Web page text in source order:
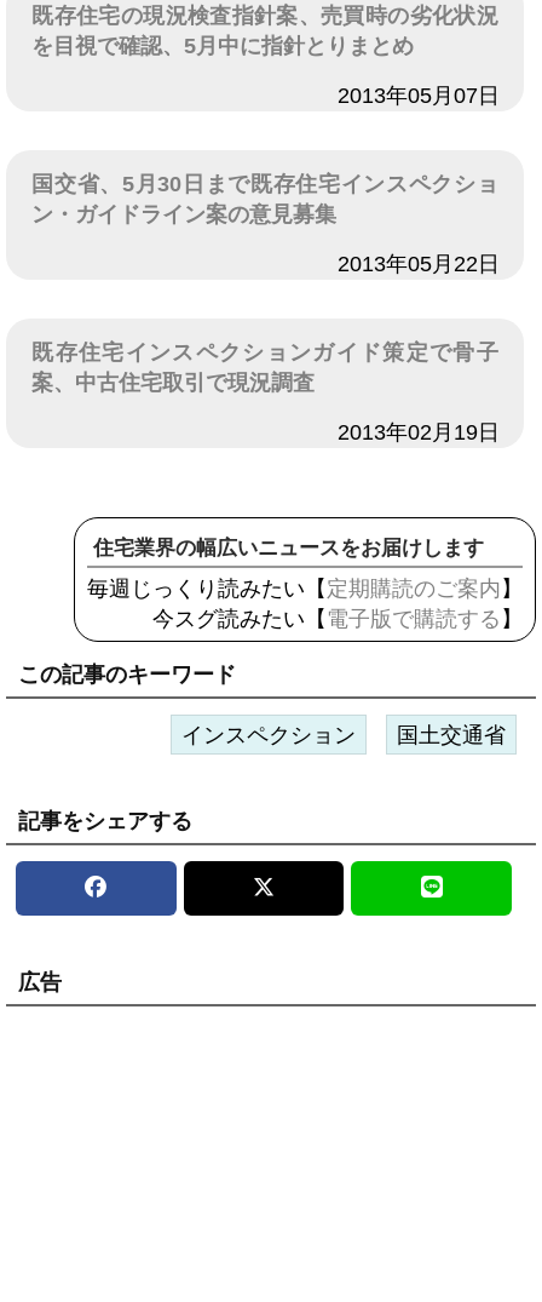
既存住宅の現況検査指針案、売買時の劣化状況
を目視で確認、5月中に指針とりまとめ
2013年05月07日
国交省、5月30日まで既存住宅インスペクショ
ン・ガイドライン案の意見募集
2013年05月22日
既存住宅インスペクションガイド策定で骨子
案、中古住宅取引で現況調査
2013年02月19日
住宅業界の幅広いニュースをお届けします
毎週じっくり読みたい【 定期購読のご案内 】
今スグ読みたい【 電子版で購読する 】
この記事のキーワード
インスペクション 国土交通省
記事をシェアする
広告